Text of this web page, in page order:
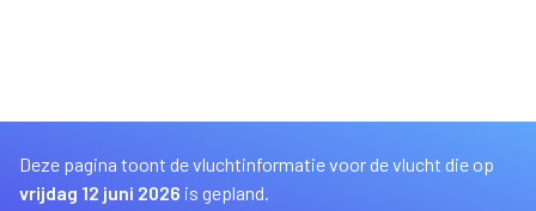
Deze pagina toont de vluchtinformatie voor de vlucht die op
vrijdag 12 juni 2026 is gepland.